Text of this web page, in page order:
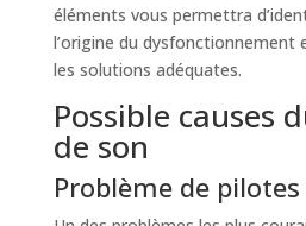
éléments vous permettra
l’origine du dysfonctionnement
les solutions adéquates.
Possible causes
de son
Problème de